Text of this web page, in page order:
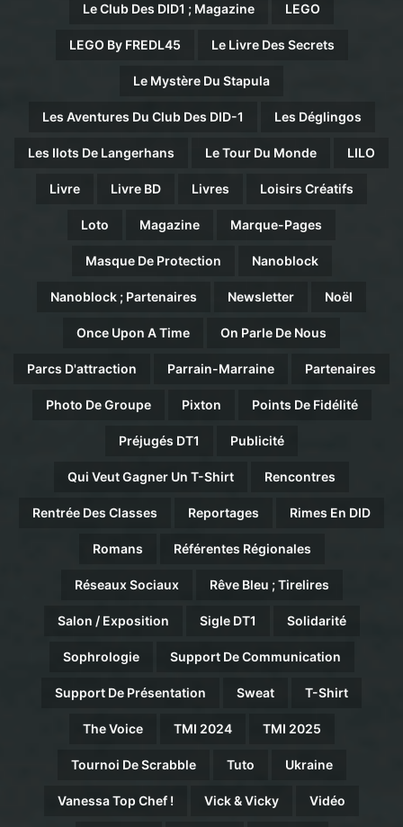
Le Club Des DID1 ; Magazine LEGO
LEGO By FREDL45 Le Livre Des Secrets
Le Mystère Du Stapula
Les Aventures Du Club Des DID-1 Les Déglingos
Les Ilots De Langerhans Le Tour Du Monde LILO
Livre Livre BD Livres Loisirs Créatifs
Loto Magazine Marque-Pages
Masque De Protection Nanoblock
Nanoblock ; Partenaires Newsletter Noël
Once Upon A Time On Parle De Nous
Parcs D'attraction Parrain-Marraine Partenaires
Photo De Groupe Pixton Points De Fidélité
Préjugés DT1 Publicité
Qui Veut Gagner Un T-Shirt Rencontres
Rentrée Des Classes Reportages Rimes En DID
Romans Référentes Régionales
Réseaux Sociaux Rêve Bleu ; Tirelires
Salon / Exposition Sigle DT1 Solidarité
Sophrologie Support De Communication
Support De Présentation Sweat T-Shirt
The Voice TMI 2024 TMI 2025
Tournoi De Scrabble Tuto Ukraine
Vanessa Top Chef ! Vick & Vicky Vidéo